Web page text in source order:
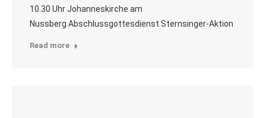
10.30 Uhr Johanneskirche am
Nussberg Abschlussgottesdienst Sternsinger-Aktion
Read more